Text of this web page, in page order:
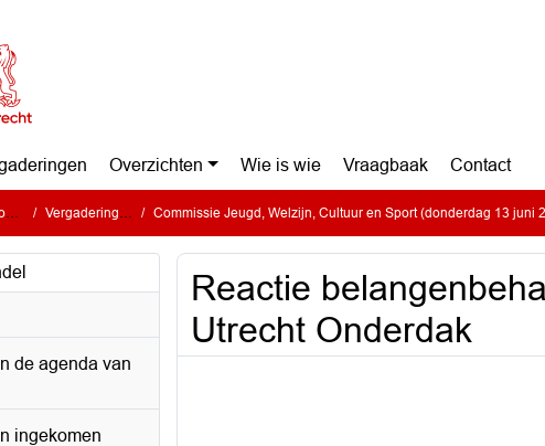
Overzichten Wie is wie Vraagbaak Contact
Home Vergaderingen Commissie Jeugd, Welzijn, Cultuur en Sport (donderdag 13 juni
de agenda van
ingekomen
Reactie
Utrecht Onderdak